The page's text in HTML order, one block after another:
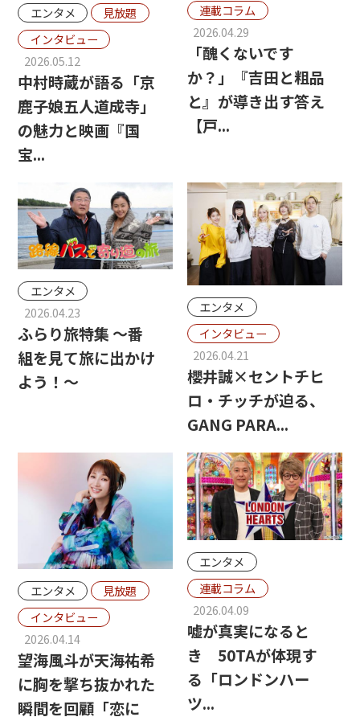
エンタメ
見放題
インタビュー
2026.05.12
中村時蔵が語る「京
鹿子娘五人道成寺」
の魅力と映画『国
宝...
連載コラム
2026.04.29
「醜くないです
か？」『吉田と粗品
と』が導き出す答え
【戸...
エンタメ
2026.04.23
ふらり旅特集 ～番
組を見て旅に出かけ
よう！～
エンタメ
インタビュー
2026.04.21
櫻井誠×セントチヒ
ロ・チッチが迫る、
GANG PARA...
エンタメ
見放題
インタビュー
2026.04.14
望海風斗が天海祐希
に胸を撃ち抜かれた
瞬間を回顧「恋に
エンタメ
連載コラム
2026.04.09
嘘が真実になると
き 50TAが体現す
る「ロンドンハー
ツ...